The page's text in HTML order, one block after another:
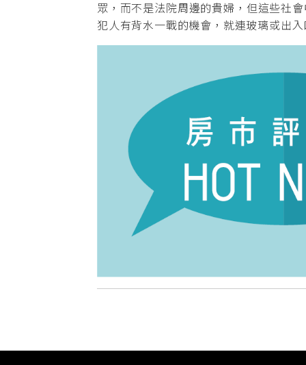
眾，而不是法院周邊的貴婦，但這些社
犯人有背水一戰的機會，就連玻璃或出